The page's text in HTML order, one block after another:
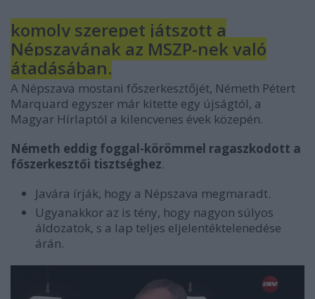
komoly szerepet játszott a
Népszavának az MSZP-nek való
átadásában.
A Népszava mostani főszerkesztőjét, Németh Pétert
Marquard egyszer már kitette egy újságtól, a
Magyar Hírlaptól a kilencvenes évek közepén.
Németh eddig foggal-körömmel ragaszkodott a
főszerkesztői tisztséghez.
Javára írják, hogy a Népszava megmaradt.
Ugyanakkor az is tény, hogy nagyon súlyos
áldozatok, s a lap teljes eljelentéktelenedése
árán.